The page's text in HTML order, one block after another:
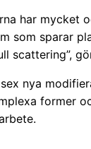
har mycket
som sparar
scattering”,
nya
former